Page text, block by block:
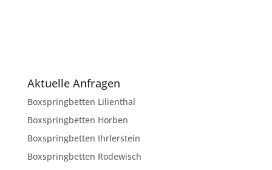
Aktuelle Anfragen
Boxspringbetten Lilienthal
Boxspringbetten Horben
Boxspringbetten Ihrlerstein
Boxspringbetten Rodewisch